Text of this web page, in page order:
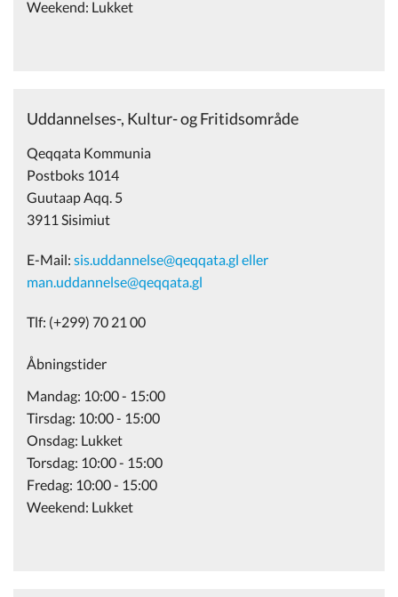
Weekend: Lukket
Uddannelses-, Kultur- og Fritidsområde
Qeqqata Kommunia
Postboks 1014
Guutaap Aqq. 5
3911 Sisimiut
E-Mail: sis.uddannelse@qeqqata.gl eller
man.uddannelse@qeqqata.gl
Tlf: (+299) 70 21 00
Åbningstider
Mandag: 10:00 - 15:00
Tirsdag: 10:00 - 15:00
Onsdag: Lukket
Torsdag: 10:00 - 15:00
Fredag: 10:00 - 15:00
Weekend: Lukket